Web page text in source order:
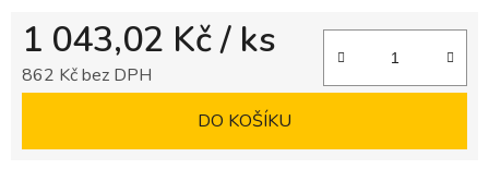
1 043,02 Kč/ ks
862 Kč bez DPH
DO KOŠÍKU